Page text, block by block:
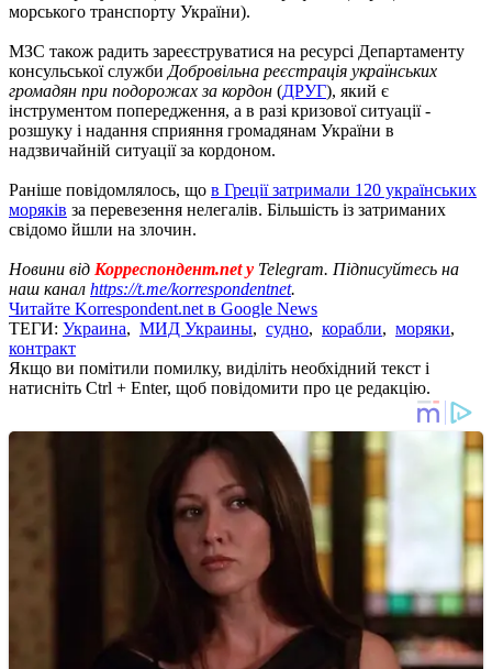
морського транспорту України).
МЗС також радить зареєструватися на ресурсі Департаменту
консульської служби Добровільна реєстрація українських
громадян при подорожах за кордон (ДРУГ), який є
інструментом попередження, а в разі кризової ситуації -
розшуку і надання сприяння громадянам України в
надзвичайній ситуації за кордоном.
Раніше повідомлялось, що в Греції затримали 120 українських
моряків за перевезення нелегалів. Більшість із затриманих
свідомо йшли на злочин.
Новини від Корреспондент.net у Telegram. Підписуйтесь на
наш канал https://t.me/korrespondentnet.
Читайте Korrespondent.net в Google News
ТЕГИ: Украина, МИД Украины, судно, корабли, моряки,
контракт
Якщо ви помітили помилку, виділіть необхідний текст і
натисніть Ctrl + Enter, щоб повідомити про це редакцію.